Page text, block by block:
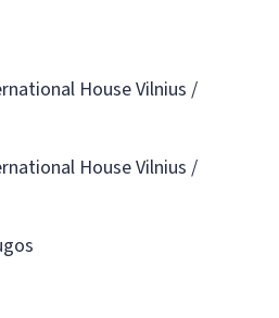
House Vilnius /
House Vilnius /